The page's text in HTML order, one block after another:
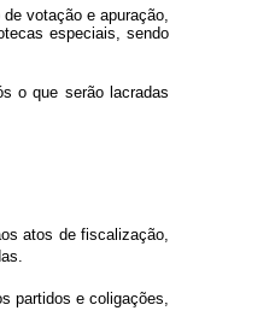
votação e apuração,
especiais, sendo
o que serão lacradas
atos de fiscalização,
partidos e coligações,